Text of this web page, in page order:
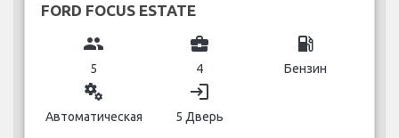
FORD FOCUS ESTATE
group
5
business_center
4
local_gas_station
Бензин
miscellaneous_services
Автоматическая
login
5 Дверь